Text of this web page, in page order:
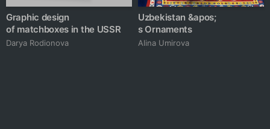
Graphic design
of matchboxes in the USSR
Darya Rodionova
Uzbekistan &apos;
s Ornaments
Alina Umirova